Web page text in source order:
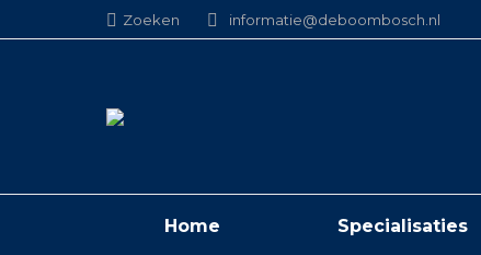
Search:
Zoeken informatie@deboombosch.nl
Home Specialisaties